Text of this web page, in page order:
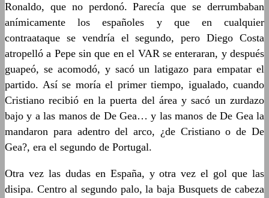
Ronaldo, que no perdonó. Parecía que se derrumbaban
anímicamente los españoles y que en cualquier
contraataque se vendría el segundo, pero Diego Costa
atropelló a Pepe sin que en el VAR se enteraran, y después
guapeó, se acomodó, y sacó un latigazo para empatar el
partido. Así se moría el primer tiempo, igualado, cuando
Cristiano recibió en la puerta del área y sacó un zurdazo
bajo y a las manos de De Gea… y las manos de De Gea la
mandaron para adentro del arco, ¿de Cristiano o de De
Gea?, era el segundo de Portugal.
Otra vez las dudas en España, y otra vez el gol que las
disipa. Centro al segundo palo, la baja Busquets de cabeza